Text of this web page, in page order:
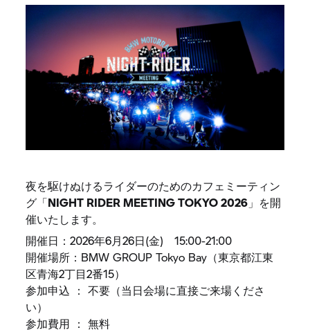
夜を駆けぬけるライダーのためのカフェミーティン
グ「NIGHT RIDER MEETING TOKYO 2026 」を開
催いたします。
開催日：2026年6月26日(金) 15:00-21:00
開催場所： BMW GROUP Tokyo Bay（東京都江東
区青海2丁目2番15）
参加申込 ： 不要（当日会場に直接ご来場くださ
い）
参加費用 ： 無料